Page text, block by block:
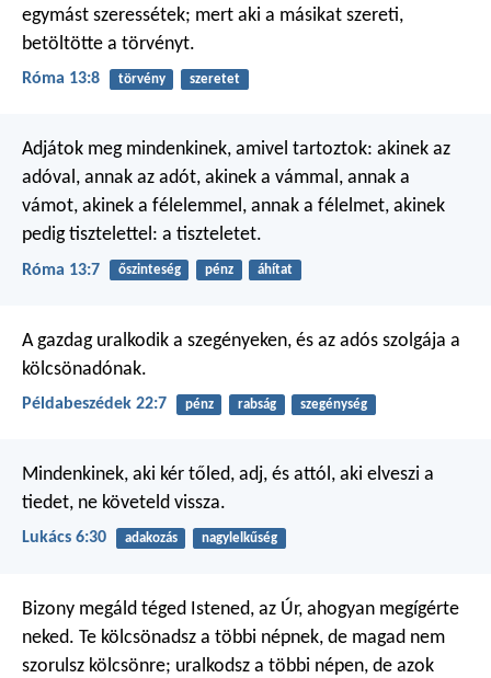
egymást szeressétek; mert aki a másikat szereti,
betöltötte a törvényt.
Róma 13:8 törvény szeretet
Adjátok meg mindenkinek, amivel tartoztok: akinek az
adóval, annak az adót, akinek a vámmal, annak a
vámot, akinek a félelemmel, annak a félelmet, akinek
pedig tisztelettel: a tiszteletet.
Róma 13:7 őszinteség pénz áhítat
A gazdag uralkodik a szegényeken, és az adós szolgája a
kölcsönadónak.
Példabeszédek 22:7 pénz rabság szegénység
Mindenkinek, aki kér tőled, adj, és attól, aki elveszi a
tiedet, ne követeld vissza.
Lukács 6:30 adakozás nagylelkűség
Bizony megáld téged Istened, az Úr, ahogyan megígérte
neked. Te kölcsönadsz a többi népnek, de magad nem
szorulsz kölcsönre; uralkodsz a többi népen, de azok